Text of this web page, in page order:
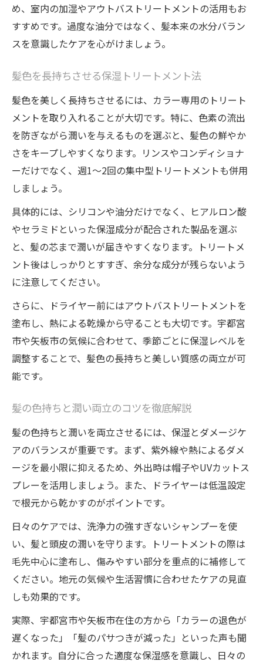
め、室内の加湿やアウトバストリートメントの活用もお
すすめです。過度な油分ではなく、髪本来の水分バラン
スを意識したケアを心がけましょう。
髪色を長持ちさせる保湿トリートメント法
髪色を美しく長持ちさせるには、カラー専用のトリート
メントを取り入れることが大切です。特に、色素の流出
を防ぎながら潤いを与えるものを選ぶと、髪色の鮮やか
さをキープしやすくなります。リンスやコンディショナ
ーだけでなく、週1～2回の集中型トリートメントも併用
しましょう。
具体的には、シリコンや油分だけでなく、ヒアルロン酸
やセラミドといった保湿成分が配合された製品を選ぶ
と、髪の芯まで潤いが届きやすくなります。トリートメ
ント後はしっかりとすすぎ、余分な成分が残らないよう
に注意してください。
さらに、ドライヤー前にはアウトバストリートメントを
塗布し、熱による乾燥から守ることも大切です。宇都宮
市や矢板市の気候に合わせて、季節ごとに保湿レベルを
調整することで、髪色の長持ちと美しい質感の両立が可
能です。
髪の色持ちと潤い両立のコツを徹底解説
髪の色持ちと潤いを両立させるには、保湿とダメージケ
アのバランスが重要です。まず、紫外線や熱によるダメ
ージを最小限に抑えるため、外出時は帽子やUVカットス
プレーを活用しましょう。また、ドライヤーは低温設定
で根元から乾かすのがポイントです。
日々のケアでは、洗浄力の強すぎないシャンプーを使
い、髪と頭皮の潤いを守ります。トリートメントの際は
毛先中心に塗布し、傷みやすい部分を重点的に補修して
ください。地元の気候や生活習慣に合わせたケアの見直
しも効果的です。
実際、宇都宮市や矢板市在住の方から「カラーの退色が
遅くなった」「髪のパサつきが減った」といった声も聞
かれます。自分に合った適度な保湿感を意識し、日々の